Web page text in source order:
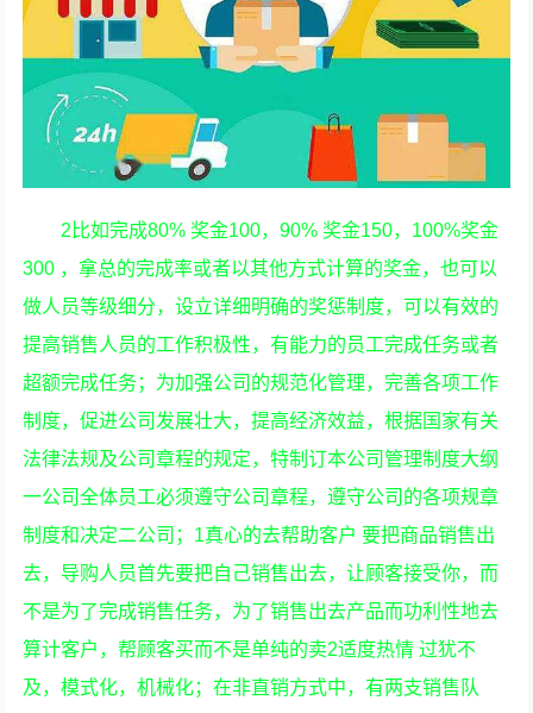
2比如完成80% 奖金100，90% 奖金150，100%奖金
300 ，拿总的完成率或者以其他方式计算的奖金，也可以
做人员等级细分，设立详细明确的奖惩制度，可以有效的
提高销售人员的工作积极性，有能力的员工完成任务或者
超额完成任务；为加强公司的规范化管理，完善各项工作
制度，促进公司发展壮大，提高经济效益，根据国家有关
法律法规及公司章程的规定，特制订本公司管理制度大纲
一公司全体员工必须遵守公司章程，遵守公司的各项规章
制度和决定二公司；1真心的去帮助客户 要把商品销售出
去，导购人员首先要把自己销售出去，让顾客接受你，而
不是为了完成销售任务，为了销售出去产品而功利性地去
算计客户，帮顾客买而不是单纯的卖2适度热情 过犹不
及，模式化，机械化；在非直销方式中，有两支销售队